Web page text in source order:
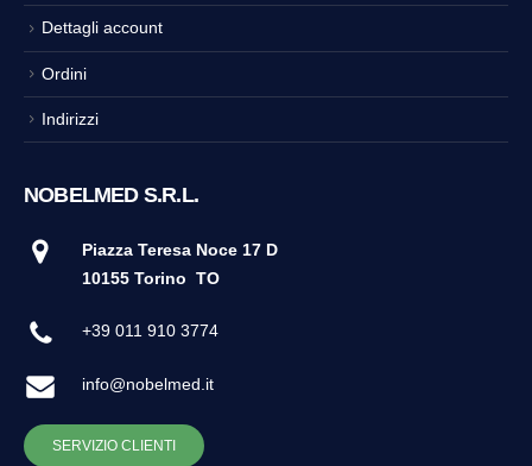
Dettagli account
Ordini
Indirizzi
NOBELMED S.R.L.
Piazza Teresa Noce 17 D
10155 Torino TO
+39 011 910 3774
info@nobelmed.it
SERVIZIO CLIENTI